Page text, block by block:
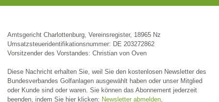
Amtsgericht Charlottenburg, Vereinsregister, 18965 Nz
Umsatzsteueridentifikationsnummer: DE 203272862
Vorsitzender des Vorstandes: Christian von Oven
Diese Nachricht erhalten Sie, weil Sie den kostenlosen Newsletter des
Bundesverbandes Golfanlagen ausgewählt haben oder unser Mitglied
oder Kunde sind oder waren. Sie können das Abonnement jederzeit
beenden, indem Sie hier klicken: Newsletter abmelden.